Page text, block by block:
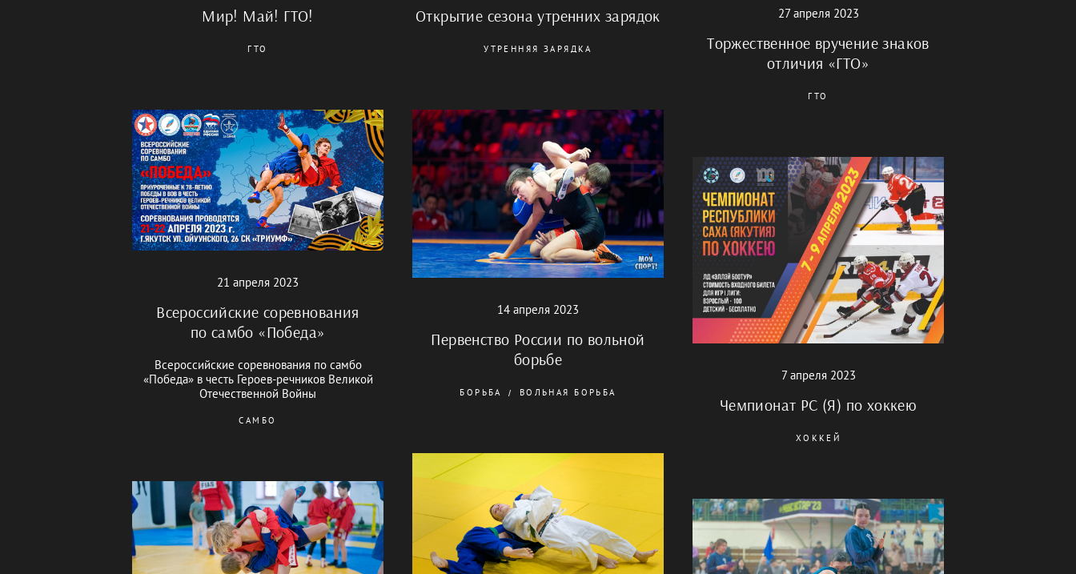
Мир! Май! ГТО!
ГТО
Открытие сезона утренних зарядок
УТРЕННЯЯ ЗАРЯДКА
27 апреля 2023
Торжественное вручение знаков
отличия «ГТО»
ГТО
21 апреля 2023
Всероссийские соревнования
по самбо «Победа»
Всероссийские соревнования по самбо
«Победа» в честь Героев-речников Великой
Отечественной Войны
САМБО
14 апреля 2023
Первенство России по вольной
борьбе
БОРЬБА ВОЛЬНАЯ БОРЬБА
7 апреля 2023
Чемпионат РС (Я) по хоккею
ХОККЕЙ